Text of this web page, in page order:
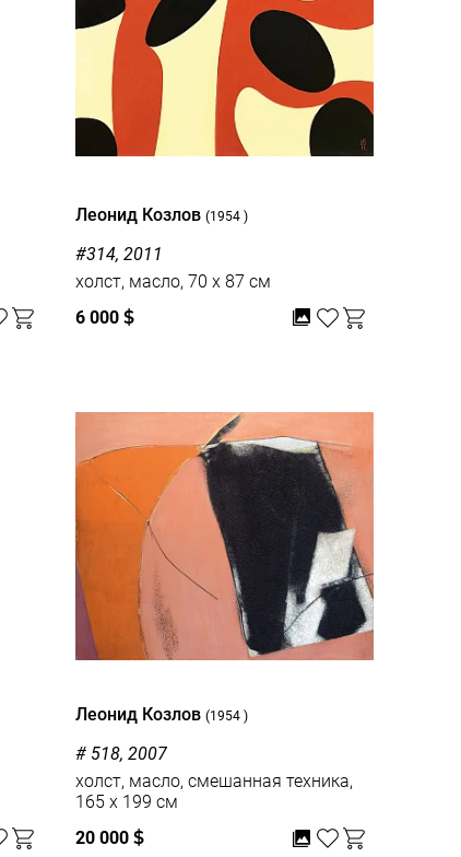
Леонид Козлов (1954 )
#314, 2011
холст, масло, 70 x 87 см
6 000 $
Леонид Козлов (1954 )
# 518, 2007
холст, масло, смешанная техника,
165 x 199 см
20 000 $